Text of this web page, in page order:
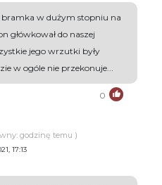
bramka w dużym stopniu na
główkował do naszej
jego wrzutki były
w ogóle nie przekonuje...
0
godzinę temu )
17:13